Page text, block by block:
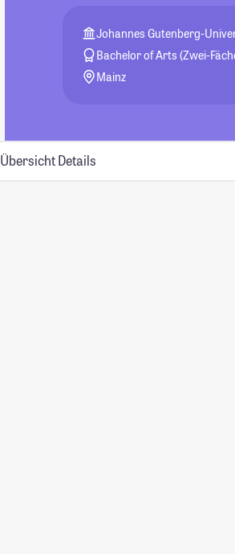
Johannes Gutenberg-
Bachelor of Arts (Zwei-
Mainz
Übersicht Details